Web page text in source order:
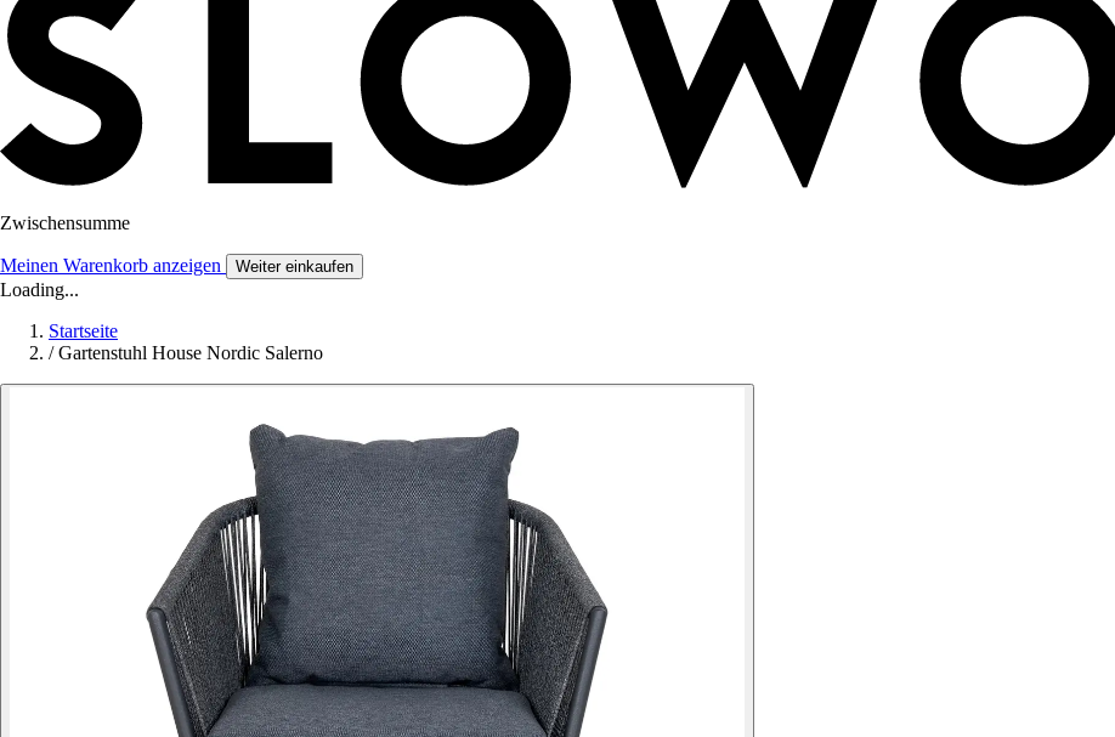
Zwischensumme
Meinen Warenkorb anzeigen Weiter einkaufen
Loading...
Startseite
/ Gartenstuhl House Nordic Salerno